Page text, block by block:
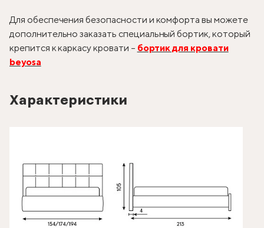
Для обеспечения безопасности и комфорта вы можете
дополнительно заказать специальный бортик, который
крепится к каркасу кровати – бортик для кровати
beyosa
Характеристики